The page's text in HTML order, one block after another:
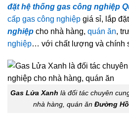
đặt hệ thống gas công nghiệp
cấp gas công nghiệp giá sỉ, lắp đặt
nghiệp cho nhà hàng, quán ăn,
nghiệp… với chất lượng và chính
Gas Lửa Xanh là đối tác chuyên
nhà hàng, quán ăn Đường Hồ